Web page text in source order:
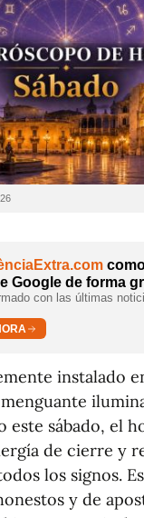
Google de forma
con las últimas
instalado
este sábado, el
de cierre y
los signos.
y de